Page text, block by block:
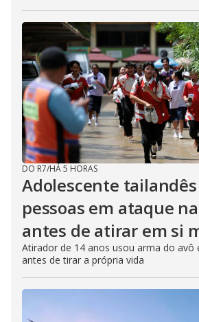
DO R7/HÁ 5 HORAS
Adolescente
pessoas em ataque
antes de atirar em si
Atirador de 14 anos usou arma do avô
antes de tirar a própria vida